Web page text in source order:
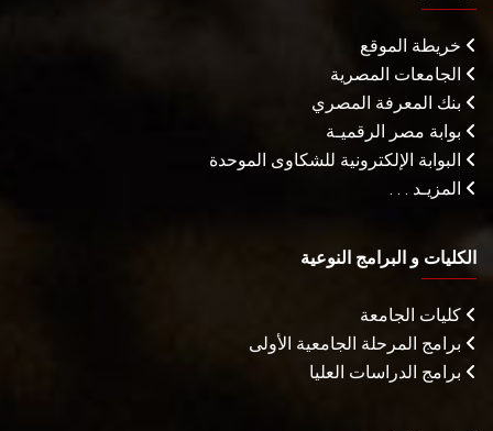
خريطة الموقع
الجامعات المصرية
بنك المعرفة المصري
بوابة مصر الرقميـة
البوابة الإلكترونية للشكاوى الموحدة
المزيـد . . .
الكليات و البرامج النوعية
كليات الجامعة
برامج المرحلة الجامعية الأولى
برامج الدراسات العليا